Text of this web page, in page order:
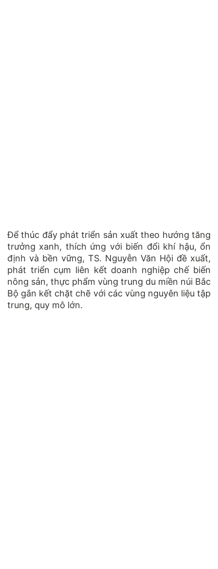
Để thúc đẩy phát triển sản xuất theo hướng tăng
trưởng xanh, thích ứng với biến đổi khí hậu, ổn
định và bền vững, TS. Nguyễn Văn Hội đề xuất,
phát triển cụm liên kết doanh nghiệp chế biến
nông sản, thực phẩm vùng trung du miền núi Bắc
Bộ gắn kết chặt chẽ với các vùng nguyên liệu tập
trung, quy mô lớn.